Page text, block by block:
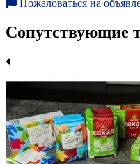
Пожаловаться на
Сопутствующие